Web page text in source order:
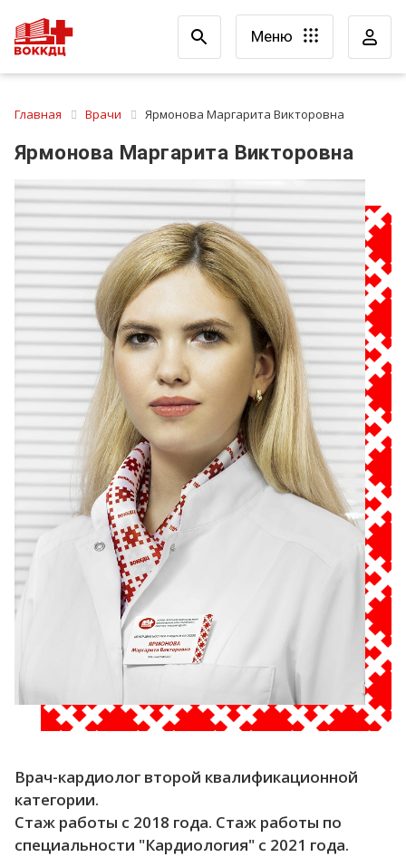
Меню
Главная Врачи Ярмонова Маргарита Викторовна
Ярмонова Маргарита Викторовна
Врач-кардиолог второй квалификационной
категории.
Стаж работы с 2018 года. Стаж работы по
специальности "Кардиология" с 2021 года.